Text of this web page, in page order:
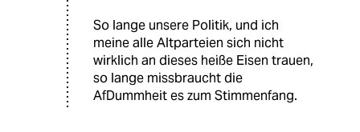
So lange unsere Politik, und ich
meine alle Altparteien sich nicht
wirklich an dieses heiße Eisen trauen,
so lange missbraucht die
AfDummheit es zum Stimmenfang.